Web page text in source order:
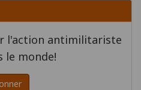
l'action antimilitariste
le monde!